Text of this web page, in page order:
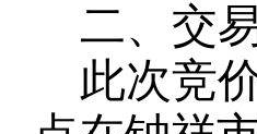
二、交
此次竞